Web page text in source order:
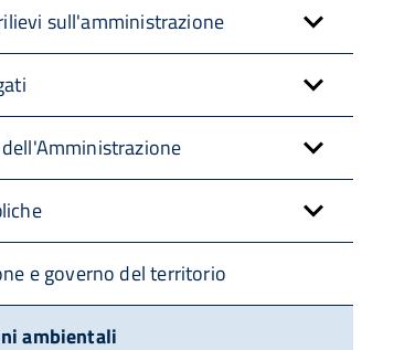
sull'amministrazione
e governo del territorio
ambientali